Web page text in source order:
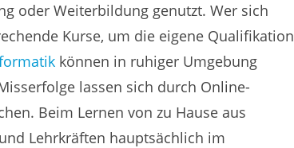
oder Weiterbildung genutzt. Wer sich
Kurse, um die eigene Qualifikation
können in ruhiger Umgebung
lassen sich durch Online-
Beim Lernen von zu Hause aus
Lehrkräften hauptsächlich im